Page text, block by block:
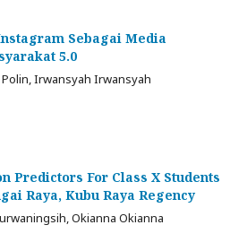
Sebagai Media
5.0
Irwansyah Irwansyah
Predictors For Class X Students
Raya, Kubu Raya Regency
Okianna Okianna